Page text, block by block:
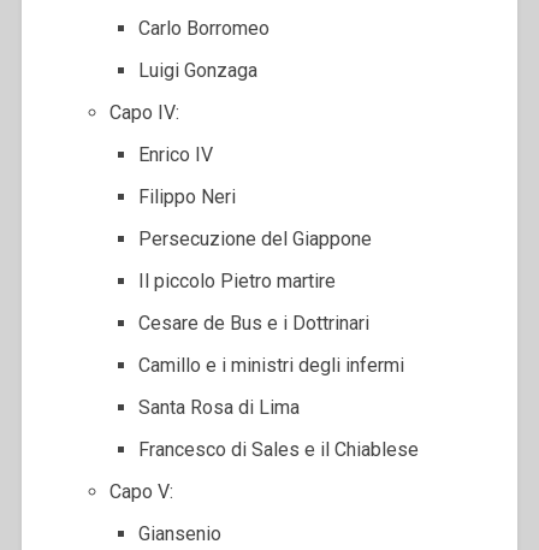
Carlo Borromeo
Luigi Gonzaga
Capo IV:
Enrico IV
Filippo Neri
Persecuzione del Giappone
Il piccolo Pietro martire
Cesare de Bus e i Dottrinari
Camillo e i ministri degli infermi
Santa Rosa di Lima
Francesco di Sales e il Chiablese
Capo V:
Giansenio